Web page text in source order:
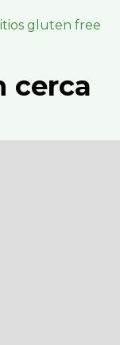
gluten free
cerca